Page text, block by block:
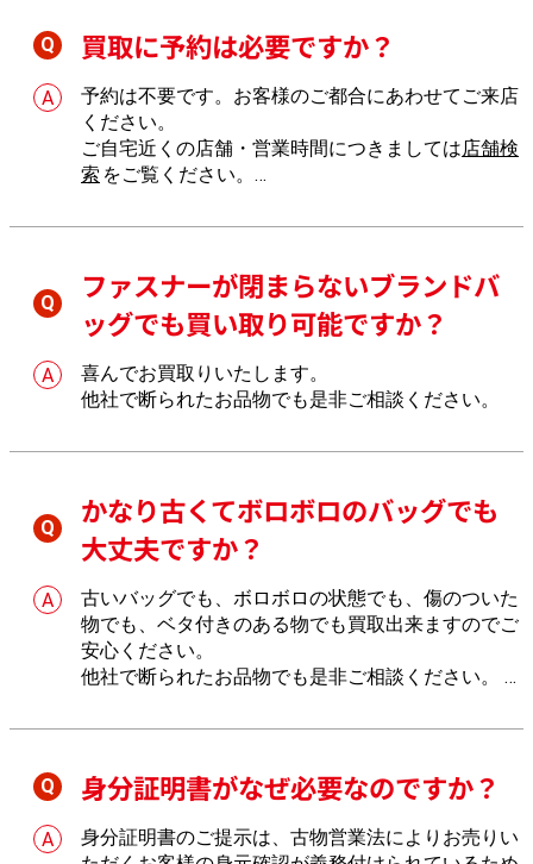
買取に予約は必要ですか？
予約は不要です。お客様のご都合にあわせてご来店
ください。
ご自宅近くの店舗・営業時間につきましては店舗検
索 をご覧ください。
いただけます。
ファスナーが閉まらないブランドバ
ッグでも買い取り可能ですか？
喜んでお買取りいたします。
他社で断られたお品物でも是非ご相談ください。
かなり古くてボロボロのバッグでも
大丈夫ですか？
古いバッグでも、ボロボロの状態でも、傷のついた
物でも、ベタ付きのある物でも買取出来ますのでご
安心ください。
他社で断られたお品物でも是非ご相談ください。
し
身分証明書がなぜ必要なのですか？
身分証明書のご提示は、古物営業法によりお売りい